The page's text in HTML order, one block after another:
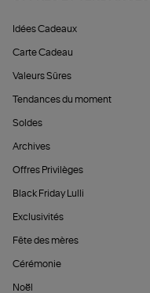
Idées Cadeaux
Carte Cadeau
Valeurs Sûres
Tendances du moment
Soldes
Archives
Offres Privilèges
Black Friday Lulli
Exclusivités
Fête des mères
Cérémonie
Noël